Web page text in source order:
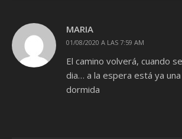
MARIA
01/08/2020 A LAS 7:59 AM
El camino volverá, cuando
dia… a la espera está ya
dormida